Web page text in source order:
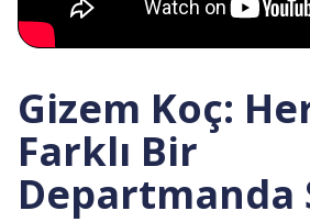
Gizem Koç:
Farklı Bir
Departmanda